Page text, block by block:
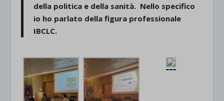
della politica e della sanità. Nello specifico
io ho parlato della figura professionale
IBCLC.